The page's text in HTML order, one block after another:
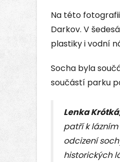
Na této
Darkov. V
plastiky i vodní
Socha byla
součástí parku
Lenka
patří k
odcizení
historických